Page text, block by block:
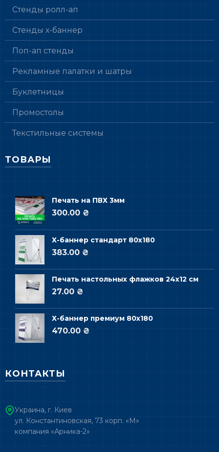
Стенды ролл-ап
Стенды х-баннер
Поп-ап стенды
Рекламные палатки и шатры
Буклетницы
Промостолы
Текстильные системы
ТОВАРЫ
Печать на ПВХ 3мм
300.00 ₴
Х-баннер стандарт 80х180
383.00 ₴
Печать настольных флажков 24х12 см
27.00 ₴
Х-баннер премиум 80х180
470.00 ₴
КОНТАКТЫ
Украина, г. Киев
ул. Константиновская, 73 корп. «М»
компания «Арника-2»